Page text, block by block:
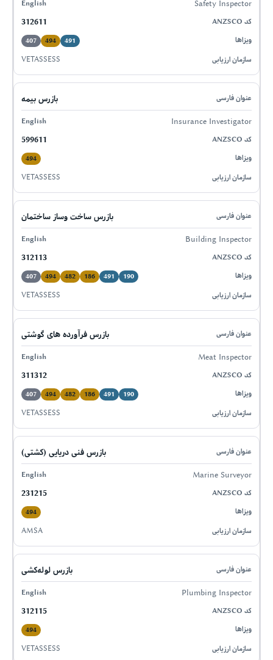
Safety Inspector
312611
491
494
407
VETASSESS
بازرس بیمه
Insurance Investigator
599611
494
VETASSESS
بازرس ساخت وساز ساختمان
Building Inspector
312113
190
491
186
482
494
407
VETASSESS
بازرس فرآورده های گوشتی
Meat Inspector
311312
190
491
186
482
494
407
VETASSESS
بازرس فنی دریایی (کشتی)
Marine Surveyor
231215
494
AMSA
بازرس لوله‌کشی
Plumbing Inspector
312115
494
VETASSESS